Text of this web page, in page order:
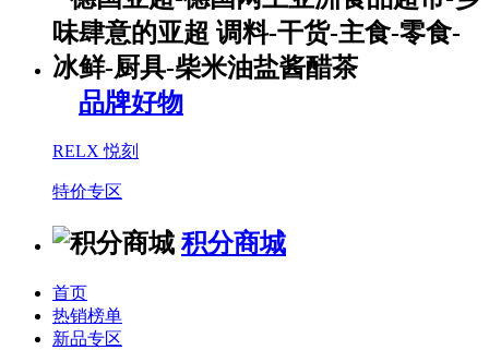
品牌好物
RELX 悦刻
特价专区
积分商城
首页
热销榜单
新品专区